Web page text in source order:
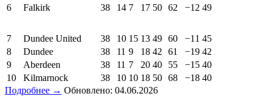
6
Falkirk 38 14 7 17 50 62 −12 49
7 Dundee United 38 10 15 13 49 60 −11 45
8
Dundee 38 11 9 18 42 61 −19 42
9
Aberdeen 38 11 7 20 40 55 −15 40
10
Kilmarnock 38 10 10 18 50 68 −18 40
Подробнее → Обновлено: 04.06.2026